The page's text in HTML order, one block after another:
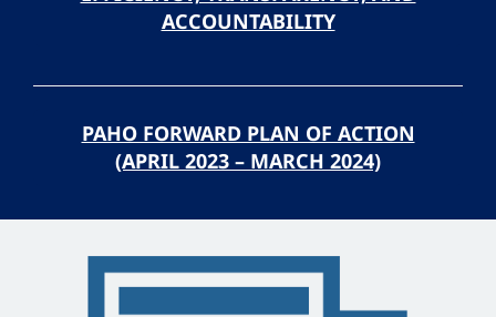
ACCOUNTABILITY
PAHO FORWARD PLAN OF ACTION
(APRIL 2023 – MARCH 2024)